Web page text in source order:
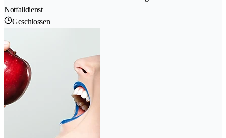
Notfalldienst
Geschlossen